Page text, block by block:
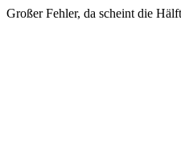
Großer Fehler, da scheint die